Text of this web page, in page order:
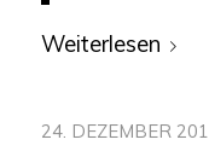
Weiterlesen
24. DEZEMBER